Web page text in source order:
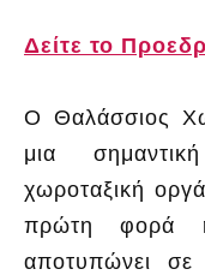
Δείτε το
Ο Θαλάσσιος
μια
χωροταξική
πρώτη φορά η
αποτυπώνει σε